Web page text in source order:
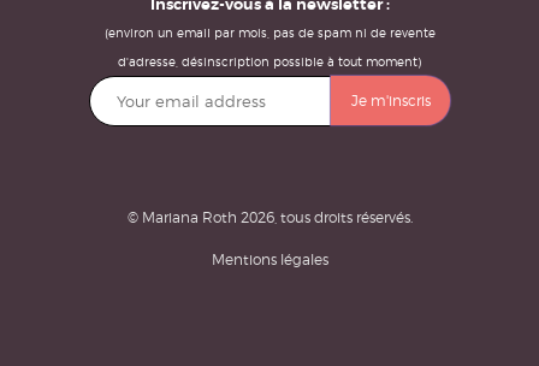
Inscrivez-vous à la newsletter :
(environ un email par mois, pas de spam ni de revente
d'adresse, désinscription possible à tout moment)
© Mariana Roth 2026, tous droits réservés.
Mentions légales